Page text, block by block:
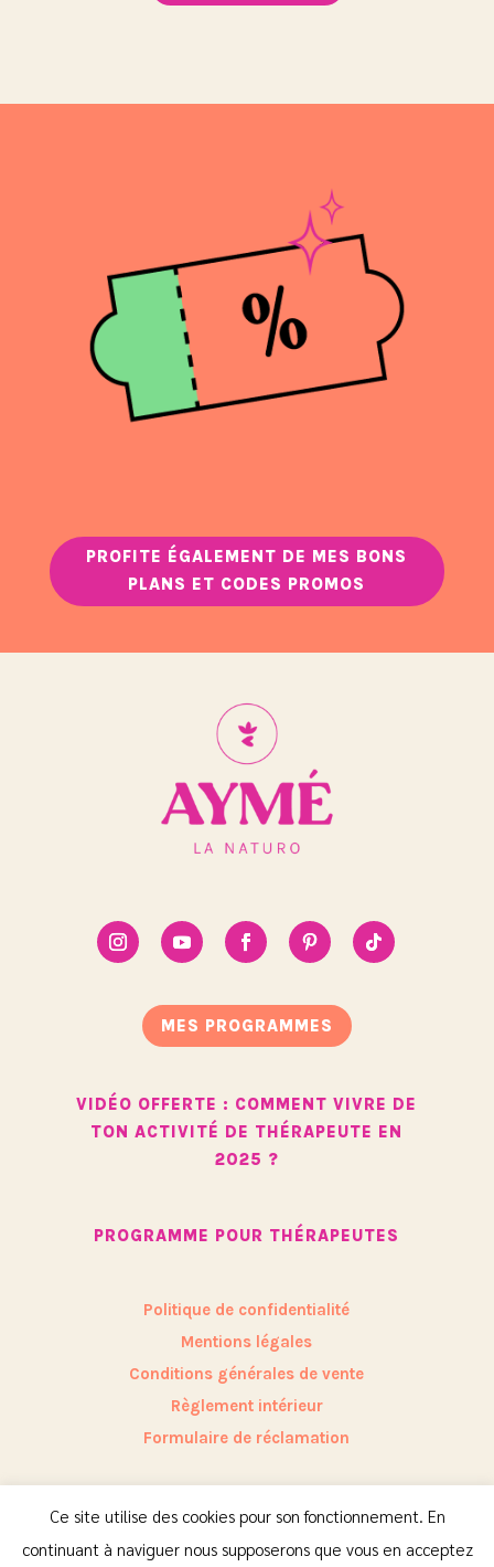
PROFITE ÉGALEMENT DE MES BONS
PLANS ET CODES PROMOS
MES PROGRAMMES
VIDÉO OFFERTE : COMMENT VIVRE DE
TON ACTIVITÉ DE THÉRAPEUTE EN
2025 ?
PROGRAMME POUR THÉRAPEUTES
Politique de confidentialité
Mentions légales
Conditions générales de vente
Règlement intérieur
Formulaire de réclamation
Identité visuelle par Studio Marceline
Photos par Moments By Marion
Ce site utilise des cookies pour son fonctionnement. En
continuant à naviguer nous supposerons que vous en acceptez